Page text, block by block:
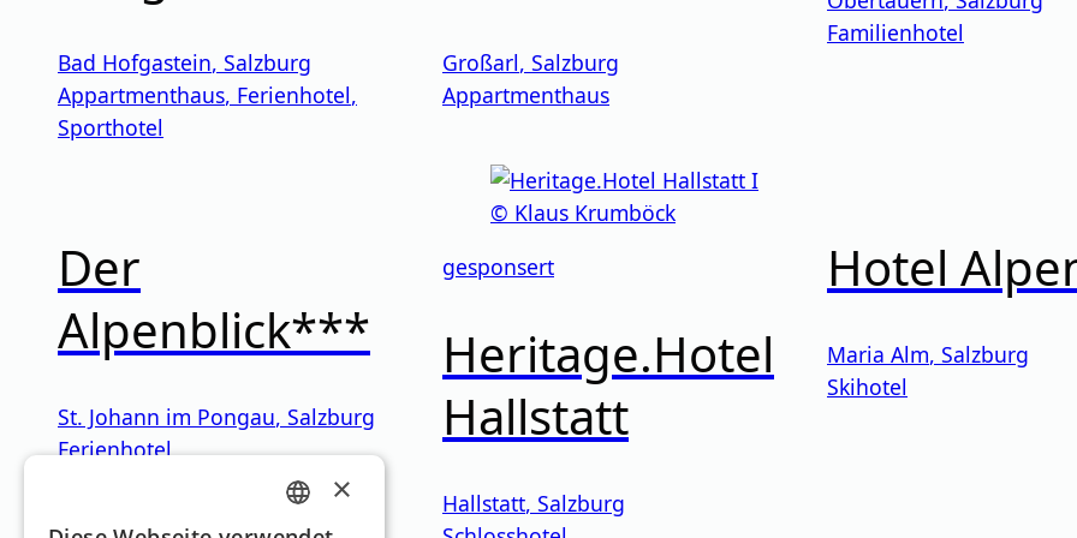
Bad Hofgastein, Salzburg
Appartmenthaus, Ferienhotel,
Sporthotel
Großarl, Salzburg
Appartmenthaus
Familienhotel
Der
Alpenblick***
St. Johann im Pongau, Salzburg
Ferienhotel
gesponsert
Heritage.Hotel
Hallstatt
Hallstatt, Salzburg
Hotel
Maria Alm, Salzburg
Skihotel
GERMAN
×